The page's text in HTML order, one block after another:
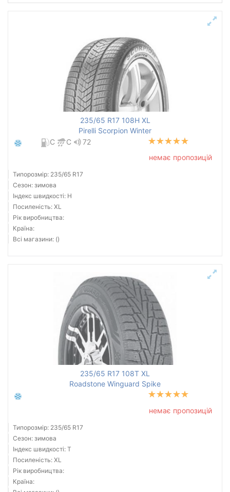
235/65 R17 108H XL
Pirelli Scorpion Winter
C
C
72
немає пропозицій
Типорозмір: 235/65 R17
Сезон: зимова
Індекс швидкості: H
Посиленість: XL
Рік виробництва:
Країна:
Всі магазини: ()
235/65 R17 108T XL
Roadstone Winguard Spike
немає пропозицій
Типорозмір: 235/65 R17
Сезон: зимова
Індекс швидкості: T
Посиленість: XL
Рік виробництва:
Країна: